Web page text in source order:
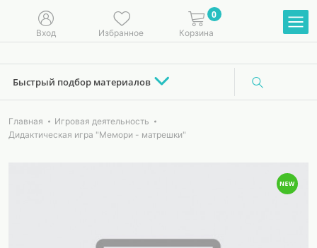
Вход Избранное
0
Корзина
Быстрый подбор материалов
Главная
Игровая деятельность
Дидактическая игра "Мемори - матрешки"